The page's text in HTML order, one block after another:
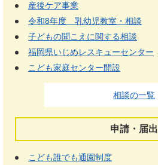
産後ケア事業
令和8年度 乳幼児教室・相談
子どもの聞こえに関する相談
福岡県いじめレスキューセンター
こども家庭センター開設
相談の一覧
申請・届出
こども誰でも通園制度